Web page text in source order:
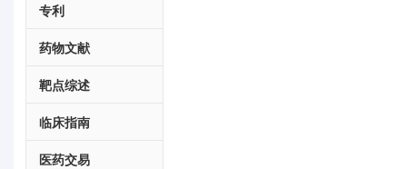
专利
药物文献
靶点综述
临床指南
医药交易